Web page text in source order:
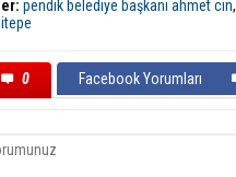
pendik belediye başkanı ahmet cin,
0 Facebook Yorumları